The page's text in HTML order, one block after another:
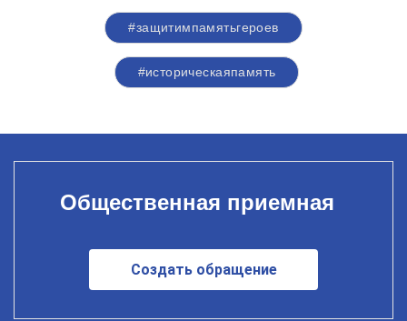
#защитимпамятьгероев
#историческаяпамять
Общественная приемная
Создать обращение